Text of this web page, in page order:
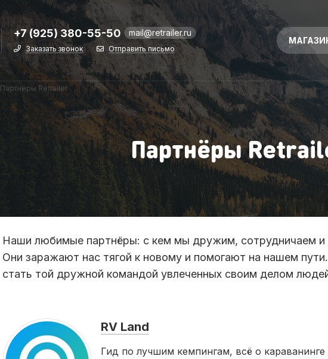
+7 (925) 380-55-50 mail@retrailer.ru
Заказать звонок Отправить письмо
Партнёры Retrailer
Партнёры
Наши любимые партнёры: с кем мы дружим, сотрудничаем и
Они заражают нас тягой к новому и помогают на нашем
стать той дружной командой увлеченных своим делом
RV Land
Гид по лучшим кемпингам, всё о караванинге